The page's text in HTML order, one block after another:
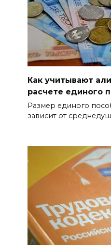
09 августа 2026 10:31
В 21 донском
ожидается
жара
09 августа 2026
Ураган не
Ростове жара
Горел
области
Пусть съест
дабы учеба
приметы на 9
Как учитывают
расчете единого
Размер единого
зависит от